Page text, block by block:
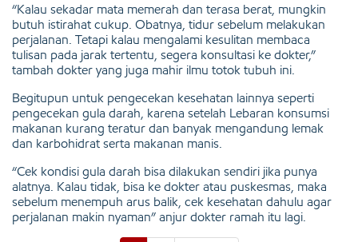
“Kalau sekadar mata memerah dan terasa berat, mungkin
butuh istirahat cukup. Obatnya, tidur sebelum melakukan
perjalanan. Tetapi kalau mengalami kesulitan membaca
tulisan pada jarak tertentu, segera konsultasi ke dokter,”
tambah dokter yang juga mahir ilmu totok tubuh ini.
Begitupun untuk pengecekan kesehatan lainnya seperti
pengecekan gula darah, karena setelah Lebaran konsumsi
makanan kurang teratur dan banyak mengandung lemak
dan karbohidrat serta makanan manis.
“Cek kondisi gula darah bisa dilakukan sendiri jika punya
alatnya. Kalau tidak, bisa ke dokter atau puskesmas, maka
sebelum menempuh arus balik, cek kesehatan dahulu agar
perjalanan makin nyaman” anjur dokter ramah itu lagi.